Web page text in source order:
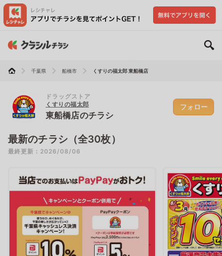
千葉県 船橋市 くすりの福太郎 東船橋店
ドラッグストア
くすりの福太郎
東船橋店のチラシ
フォロー
最新のチラシ（全30枚）
最終更新：2026/08/06